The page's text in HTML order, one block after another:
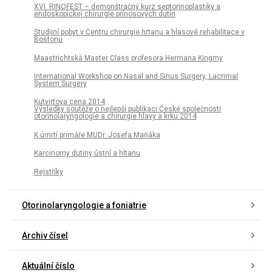
XVI. RINOFEST – demonštračný kurz septorinoplastiky a
endoskopickej chirurgie prínosových dutín
Studijní pobyt v Centru chirurgie hrtanu a hlasové rehabilitace v
Bostonu
Maastrichtská Master Class profesora Hermana Kingmy
International Workshop on Nasal and Sinus Surgery, Lacrimal
System Surgery
Kutvirtova cena 2014
Výsledky soutěže o nejlepší publikaci České společnosti
otorinolaryngologie a chirurgie hlavy a krku 2014
K úmrtí primáře MUDr. Josefa Maňáka
Karcinomy dutiny ústní a hltanu
Rejstříky
Otorinolaryngologie a foniatrie
Archiv čísel
Aktuální číslo